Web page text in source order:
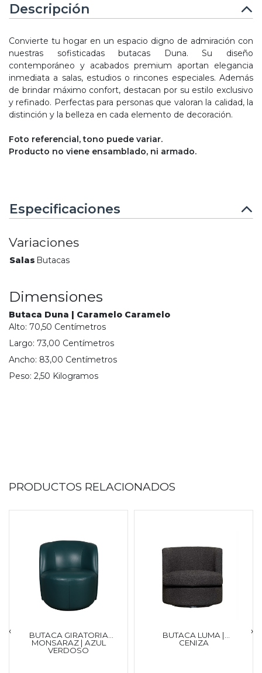
Descripción
Convierte tu hogar en un espacio digno de admiración con
nuestras sofisticadas butacas Duna. Su diseño
contemporáneo y acabados premium aportan elegancia
inmediata a salas, estudios o rincones especiales. Además
de brindar máximo confort, destacan por su estilo exclusivo
y refinado. Perfectas para personas que valoran la calidad, la
distinción y la belleza en cada elemento de decoración.
Foto referencial, tono puede variar.
Producto no viene ensamblado, ni armado.
Especificaciones
Variaciones
Salas Butacas
Dimensiones
Butaca Duna | Caramelo Caramelo
Alto: 70,50 Centímetros
Largo: 73,00 Centímetros
Ancho: 83,00 Centímetros
Peso: 2,50 Kilogramos
PRODUCTOS RELACIONADOS
BUTACA GIRATORIA
MONSARAZ | AZUL
VERDOSO
BUTACA LUMA |
CENIZA
‹ ›